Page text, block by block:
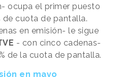
ocupa el primer puesto
de cuota de pantalla.
en emisión- le sigue
- con cinco cadenas-
de la cuota de pantalla.
en mayo